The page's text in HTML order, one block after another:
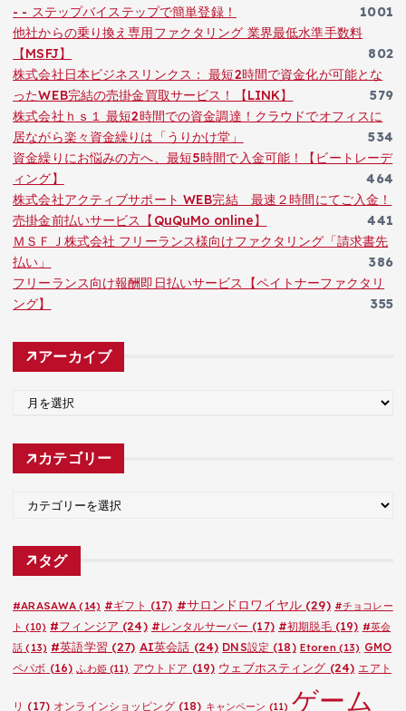
- - ステップバイステップで簡単登録！
1001
他社からの乗り換え専用ファクタリング 業界最低水準手数料
【MSFJ】
802
株式会社日本ビジネスリンクス： 最短2時間で資金化が可能とな
ったWEB完結の売掛金買取サービス！【LINK】
579
株式会社ｈｓ１ 最短2時間での資金調達！クラウドでオフィスに
居ながら楽々資金繰りは「うりかけ堂」
534
資金繰りにお悩みの方へ、最短5時間で入金可能！【ビートレーデ
ィング】
464
株式会社アクティブサポート WEB完結 最速２時間にてご入金！
売掛金前払いサービス【QuQuMo online】
441
ＭＳＦＪ株式会社 フリーランス様向けファクタリング「請求書先
払い」
386
フリーランス向け報酬即日払いサービス【ペイトナーファクタリ
ング】
355
アーカイブ
カ
カテゴリー
ゴ
タグ
#ARASAWA (14) #ギフト (17) #サロンドロワイヤル(29) #チョコレー
ト (10) #フィンジア (24) #レンタルサーバー (17) #初期脱毛(19) #英会
話 (13) #英語学習 (27) AI英会話 (24) DNS設定 (18) Etoren(13) GMO
ペパボ (16) ふわ姫(11) アウトドア (19) ウェブホスティング (24) エアト
リ (17) オンラインショッピング(18) キャンペーン (11) ゲーム